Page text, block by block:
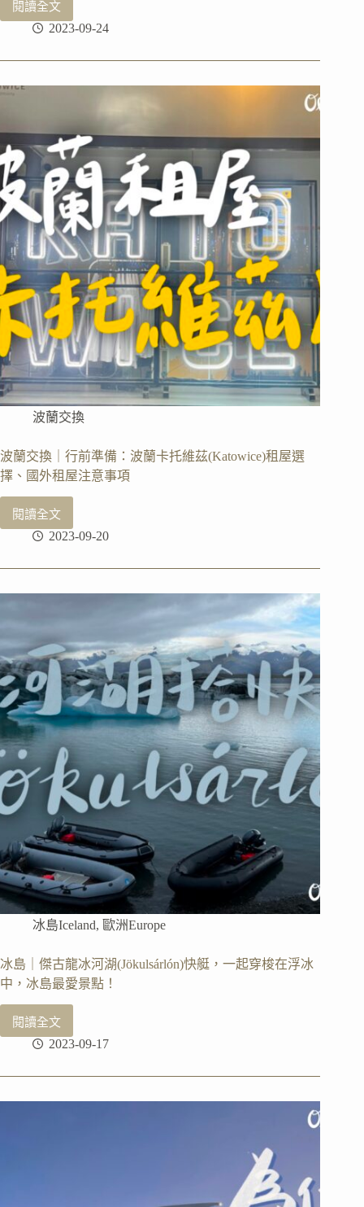
擇
閱讀全文
冰
島
胡
(Húsavík)
賞
鯨，
有
肉
桂
捲
吃
♡
2023-09-24
波蘭交換
波蘭交換｜行前準備：波蘭卡托維茲(Katowice)租屋選
擇、國外租屋注意事項
閱讀全文
波
蘭
換
準
備：
波
蘭
卡
托
維
(Katowice)
屋
選
擇、
國
外
租
屋
注
事
項
2023-09-20
冰島Iceland, 歐洲Europe
冰島｜傑古龍冰河湖(Jökulsárlón)快艇，一起穿梭在浮冰
中，冰島最愛景點！
閱讀全文
冰
島
傑
2023-09-17